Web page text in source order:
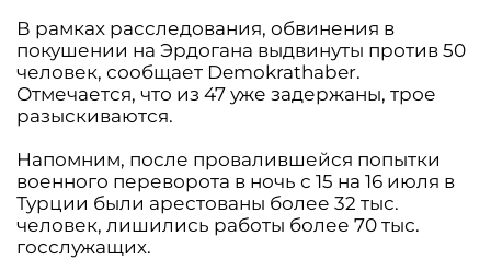
В рамках расследования, обвинения в
покушении на Эрдогана выдвинуты против 50
человек, сообщает Demokrathaber.
Отмечается, что из 47 уже задержаны, трое
разыскиваются.
Напомним, после провалившейся попытки
военного переворота в ночь с 15 на 16 июля в
Турции были арестованы более 32 тыс.
человек, лишились работы более 70 тыс.
госслужащих.